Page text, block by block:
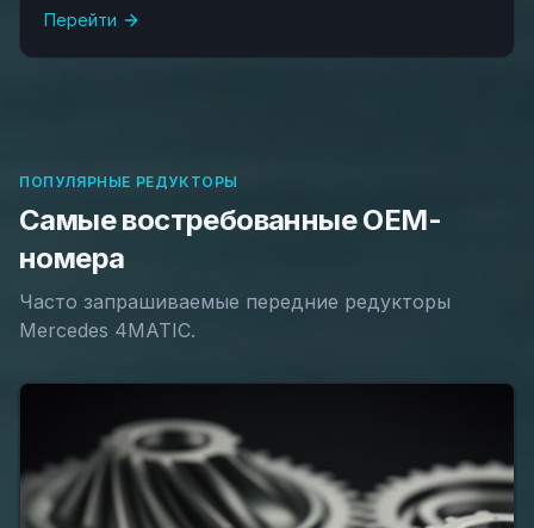
Перейти
ПОПУЛЯРНЫЕ РЕДУКТОРЫ
Самые востребованные OEM-
номера
Часто запрашиваемые передние редукторы
Mercedes 4MATIC.